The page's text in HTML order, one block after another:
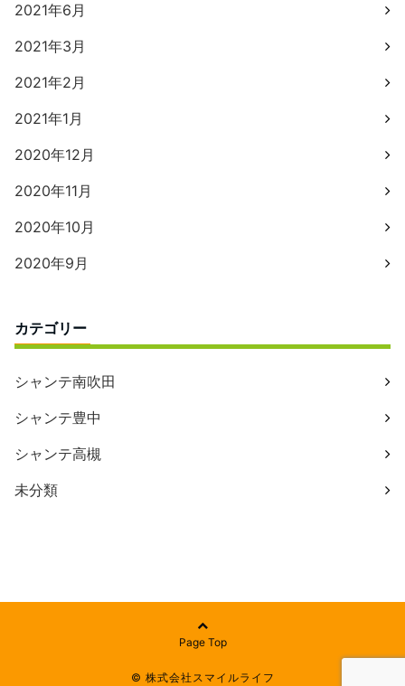
2021年6月
2021年3月
2021年2月
2021年1月
2020年12月
2020年11月
2020年10月
2020年9月
カテゴリー
シャンテ南吹田
シャンテ豊中
シャンテ高槻
未分類
Page Top
© 株式会社スマイルライフ